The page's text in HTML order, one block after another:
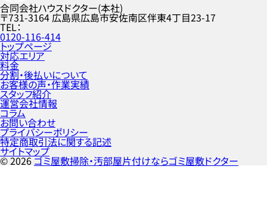
合同会社ハウスドクター(本社)
〒731-3164 広島県広島市安佐南区伴東4丁目23-17
TEL
0120-116-414
トップページ
対応エリア
料金
分割・後払いについて
お客様の声・作業実績
スタッフ紹介
運営会社情報
コラム
お問い合わせ
プライバシーポリシー
特定商取引法に関する記述
サイトマップ
©2026ゴミ屋敷掃除・汚部屋片付けならゴミ屋敷ドクター